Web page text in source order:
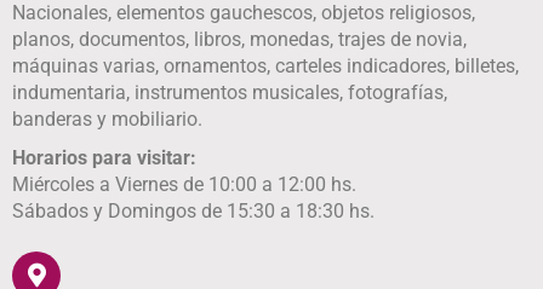
Nacionales, elementos gauchescos, objetos religiosos,
planos, documentos, libros, monedas, trajes de novia,
máquinas varias, ornamentos, carteles indicadores, billetes,
indumentaria, instrumentos musicales, fotografías,
banderas y mobiliario.
Horarios para visitar:
Miércoles a Viernes de 10:00 a 12:00 hs.
Sábados y Domingos de 15:30 a 18:30 hs.